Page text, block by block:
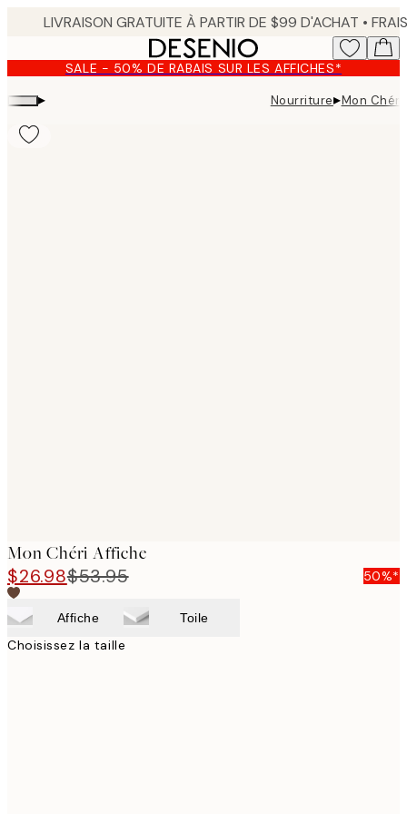
content.SALE - 50% DE RABAIS SUR LES AFFICHES*
▸ Nourriture▸Mon
Mon Chéri Affiche
$26.98$53.95 50%*
Affiche Toile
Choisissez la taille